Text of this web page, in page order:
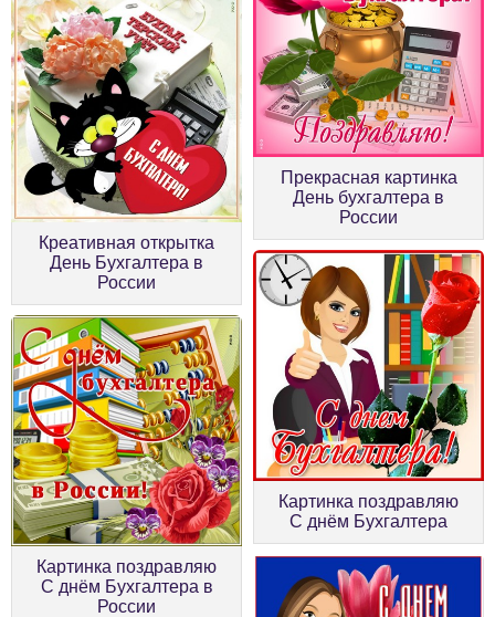
Креативная открытка
День Бухгалтера в
России
Прекрасная картинка
День бухгалтера в
России
Картинка поздравляю
С днём Бухгалтера в
России
Картинка поздравляю
С днём Бухгалтера